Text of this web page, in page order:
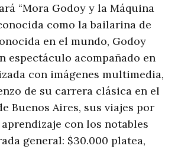
“Mora Godoy y la Máquina
como la bailarina de
en el mundo, Godoy
espectáculo acompañado en
con imágenes multimedia,
de su carrera clásica en el
Buenos Aires, sus viajes por
con los notables
general: $30.000 platea,